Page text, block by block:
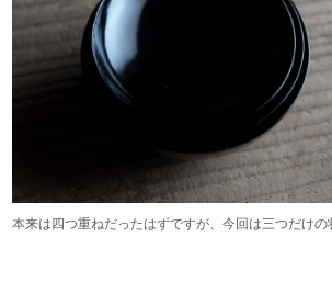
本来は四つ重ねだったはずですが、今回は三つだけの